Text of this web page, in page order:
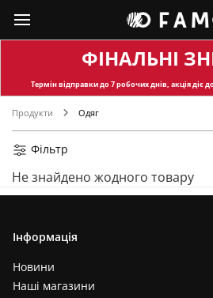
ФІНАЛЬНІ
Термін відправкидо 7 робочих днів, акція діє
Продукти Одяг
Фільтр
Не знайдено жодного товару
Інформація
Новини
Наші магазини